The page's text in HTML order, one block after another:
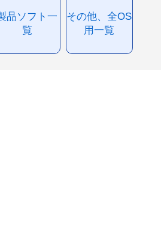
品ソフト一
覧
その他、全OS
用一覧